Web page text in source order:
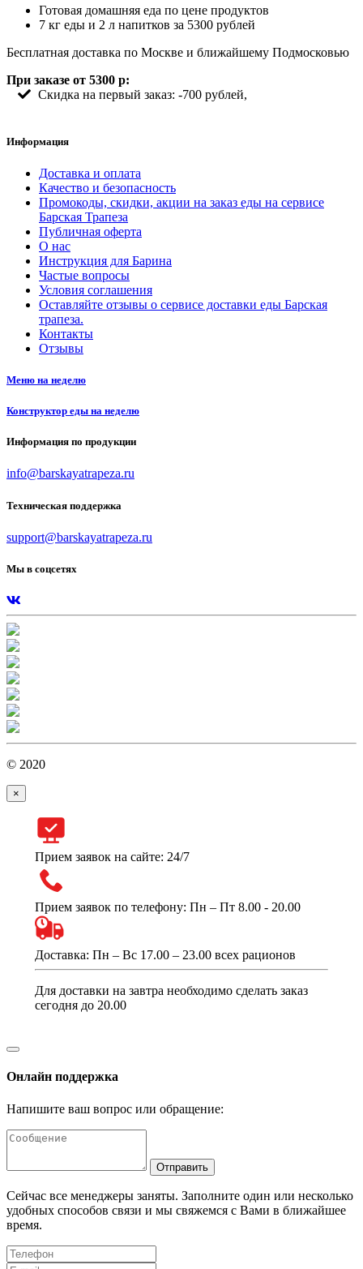
Готовая домашняя еда по цене продуктов
7 кг еды и 2 л напитков за 5300 рублей
Бесплатная доставка по Москве и ближайшему Подмосковью
При заказе от 5300 р:
Скидка на первый заказ: -700 рублей,
Информация
Доставка и оплата
Качество и безопасность
Промокоды, скидки, акции на заказ еды на сервисе
Барская Трапеза
Публичная оферта
О нас
Инструкция для Барина
Частые вопросы
Условия соглашения
Оставляйте отзывы о сервисе доставки еды Барская
трапеза.
Контакты
Отзывы
Меню на неделю
Конструктор еды на неделю
Информация по продукции
info@barskayatrapeza.ru
Техническая поддержка
support@barskayatrapeza.ru
Мы в соцсетях
© 2020
×
Прием заявок на сайте: 24/7
Прием заявок по телефону: Пн – Пт 8.00 - 20.00
Доставка: Пн – Вс 17.00 – 23.00 всех рационов
Для доставки на завтра необходимо сделать заказ
сегодня до 20.00
Онлайн поддержка
Напишите ваш вопрос или обращение:
Отправить
Сейчас все менеджеры заняты. Заполните один или несколько
удобных способов связи и мы свяжемся с Вами в ближайшее
время.